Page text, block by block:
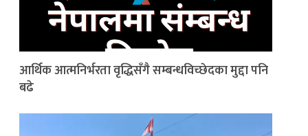
आर्थिक आत्मनिर्भरता वृद्धिसँगै सम्बन्धविच्छेदका मुद्दा पनि
बढे